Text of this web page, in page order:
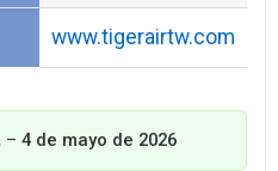
www.tigerairtw.com
–4 de mayo de 2026